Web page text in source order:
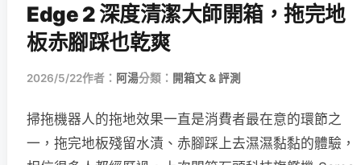
Edge 2 深度清潔大師開箱，拖完地
板赤腳踩也乾爽
2026/5/22作者： 阿湯分類： 開箱文 & 評測
掃拖機器人的拖地效果一直是消費者最在意的環節之
一，拖完地板殘留水漬、赤腳踩上去濕濕黏黏的體驗，